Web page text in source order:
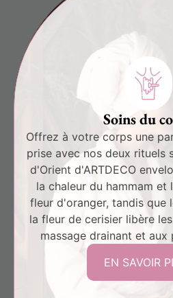
Soins du
Offrez à votre corps une
prise avec nos deux rituels
d'Orient d'ARTDECO
la chaleur du hammam et
fleur d'oranger, tandis que
la fleur de cerisier libère
massage drainant et aux
EN SAVOIR